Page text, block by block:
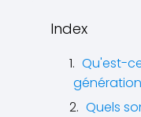
Index
Qu'est-
Quels